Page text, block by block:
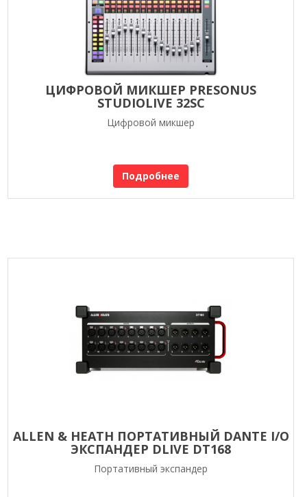
ЦИФРОВОЙ МИКШЕР PRESONUS
STUDIOLIVE 32SC
Цифровой микшер
Подробнее
ALLEN & HEATH ПОРТАТИВНЫЙ DANTE I/O
ЭКСПАНДЕР DLIVE DT168
Портативный экспандер